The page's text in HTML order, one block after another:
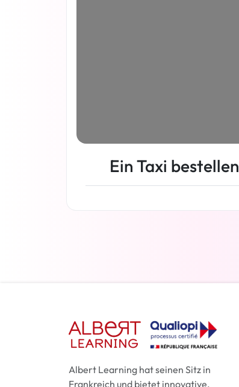
Ein Taxi bestellen
Albert Learning hat seinen Sitz in
Frankreich und bietet innovative,